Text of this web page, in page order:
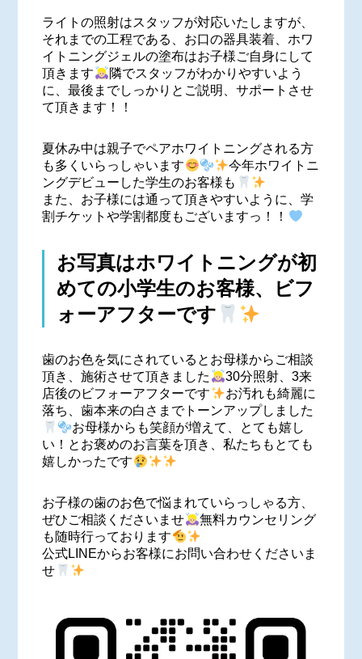
ライトの照射はスタッフが対応いたしますが、
それまでの工程である、お口の器具装着、ホワ
イトニングジェルの塗布はお子様ご自身にして
頂きます
隣でスタッフがわかりやすいよう
に、最後までしっかりとご説明、サポートさせ
て頂きます！！
夏休み中は親子でペアホワイトニングされる方
も多くいらっしゃいます
今年ホワイトニ
ングデビューした学生のお客様も
また、お子様には通って頂きやすいように、学
割チケットや学割都度もございますっ！！
お写真はホワイトニングが初
めての小学生のお客様、ビフ
ォーアフターです
歯のお色を気にされているとお母様からご相談
頂き、施術させて頂きました
30分照射、3来
店後のビフォーアフターです
お汚れも綺麗に
落ち、歯本来の白さまでトーンアップしました
お母様からも笑顔が増えて、とても嬉し
い！とお褒めのお言葉を頂き、私たちもとても
嬉しかったです
お子様の歯のお色で悩まれていらっしゃる方、
ぜひご相談くださいませ
無料カウンセリング
も随時行っております
公式LINEからお客様にお問い合わせくださいま
せ